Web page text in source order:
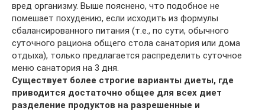
вред организму. Выше пояснено, что подобное не
помешает похудению, если исходить из формулы
сбалансированного питания (т.е., по сути, обычного
суточного рациона общего стола санатория или дома
отдыха), только предлагается распределить суточное
меню санатория на 3 дня.
Существует более строгие варианты диеты, где
приводится достаточно общее для всех диет
разделение продуктов на разрешенные и